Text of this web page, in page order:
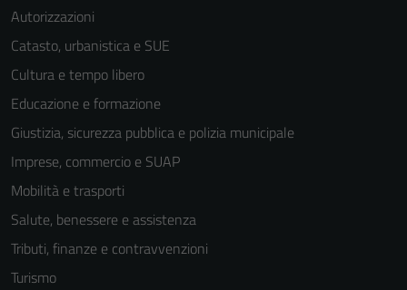
Autorizzazioni
Catasto, urbanistica e SUE
Cultura e tempo libero
Educazione e formazione
Giustizia, sicurezza pubblica e polizia municipale
Imprese, commercio e SUAP
Mobilità e trasporti
Salute, benessere e assistenza
Tributi, finanze e contravvenzioni
Turismo